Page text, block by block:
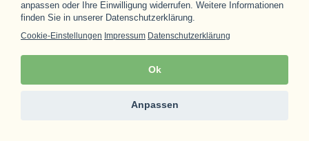
Indonesien
COMO Shambhala Estate
Wo sich Luxus mit Spiritualität und umfassender Erholung
vereint
anpassen oder Ihre Einwilligung widerrufen. Weitere Informationen
finden Sie in unserer Datenschutzerklärung.
Cookie-Einstellungen Impressum Datenschutzerklärung
Ok
Anpassen